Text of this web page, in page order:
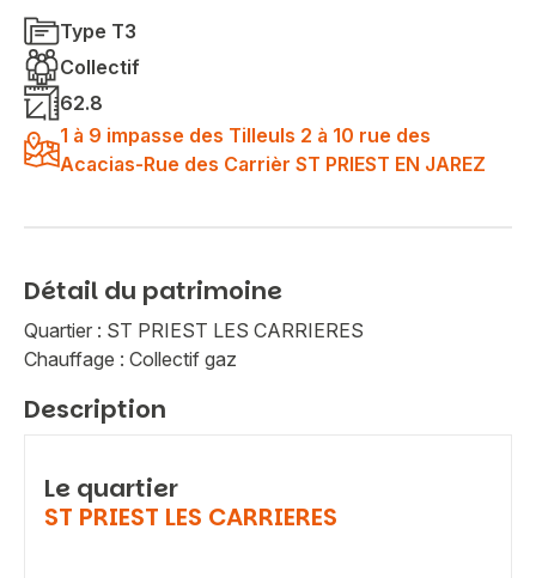
Type T3
Collectif
62.8
1 à 9 impasse des Tilleuls 2 à 10 rue des
Acacias-Rue des Carrièr ST PRIEST EN JAREZ
Détail du patrimoine
Quartier : ST PRIEST LES CARRIERES
Chauffage : Collectif gaz
Description
Le quartier
ST PRIEST LES CARRIERES